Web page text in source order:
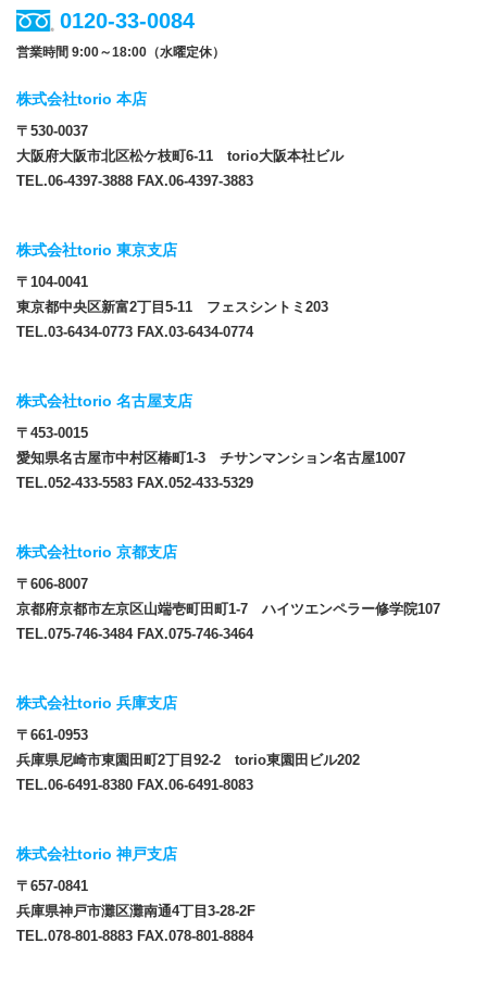
0120-33-0084
営業時間 9:00～18:00（水曜定休）
株式会社torio 本店
〒530-0037
大阪府大阪市北区松ケ枝町6-11 torio大阪本社ビル
TEL.06-4397-3888 FAX.06-4397-3883
株式会社torio 東京支店
〒104-0041
東京都中央区新富2丁目5-11 フェスシントミ203
TEL.03-6434-0773 FAX.03-6434-0774
株式会社torio 名古屋支店
〒453-0015
愛知県名古屋市中村区椿町1-3 チサンマンション名古屋1007
TEL.052-433-5583 FAX.052-433-5329
株式会社torio 京都支店
〒606-8007
京都府京都市左京区山端壱町田町1-7 ハイツエンペラー修学院107
TEL.075-746-3484 FAX.075-746-3464
株式会社torio 兵庫支店
〒661-0953
兵庫県尼崎市東園田町2丁目92-2 torio東園田ビル202
TEL.06-6491-8380 FAX.06-6491-8083
株式会社torio 神戸支店
〒657-0841
兵庫県神戸市灘区灘南通4丁目3-28-2F
TEL.078-801-8883 FAX.078-801-8884